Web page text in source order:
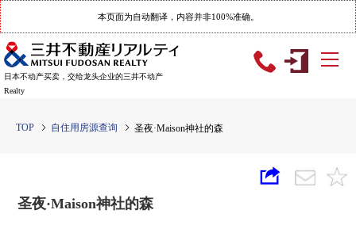
本页面为自动翻译，内容并非100%准确。
日本不动产买卖，交给龙头企业的三井不动产
Realty
TOP 自住用房源查询 圣夜·Maison神社的森
圣夜·Maison神社的森